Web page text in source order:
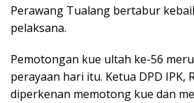
Perawang Tualang bertabur
pelaksana.
Pemotongan kue ultah ke-56
perayaan hari itu. Ketua DPD IPK,
diperkenan memotong kue dan